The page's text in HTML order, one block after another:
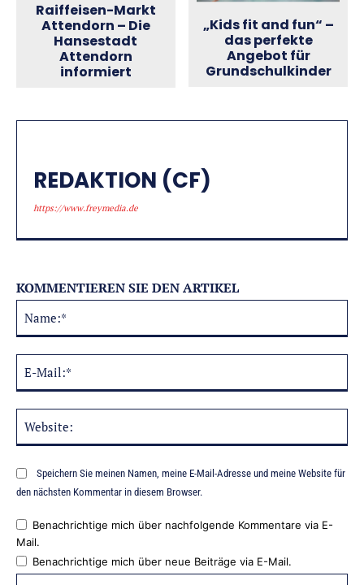
Raiffeisen-Markt
Attendorn – Die
Hansestadt
Attendorn
informiert
„Kids fit and fun“ –
das perfekte
Angebot für
Grundschulkinder
REDAKTION (CF)
https://www.freymedia.de
KOMMENTIEREN SIE DEN ARTIKEL
Speichern Sie meinen Namen, meine E-Mail-Adresse und meine Website für
den nächsten Kommentar in diesem Browser.
Benachrichtige mich über nachfolgende Kommentare via E-
Mail.
Benachrichtige mich über neue Beiträge via E-Mail.